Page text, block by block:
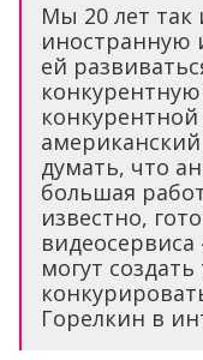
Мы 20 лет
иностранную
ей
думать, что
большая
известно,
могут
Горелкин в